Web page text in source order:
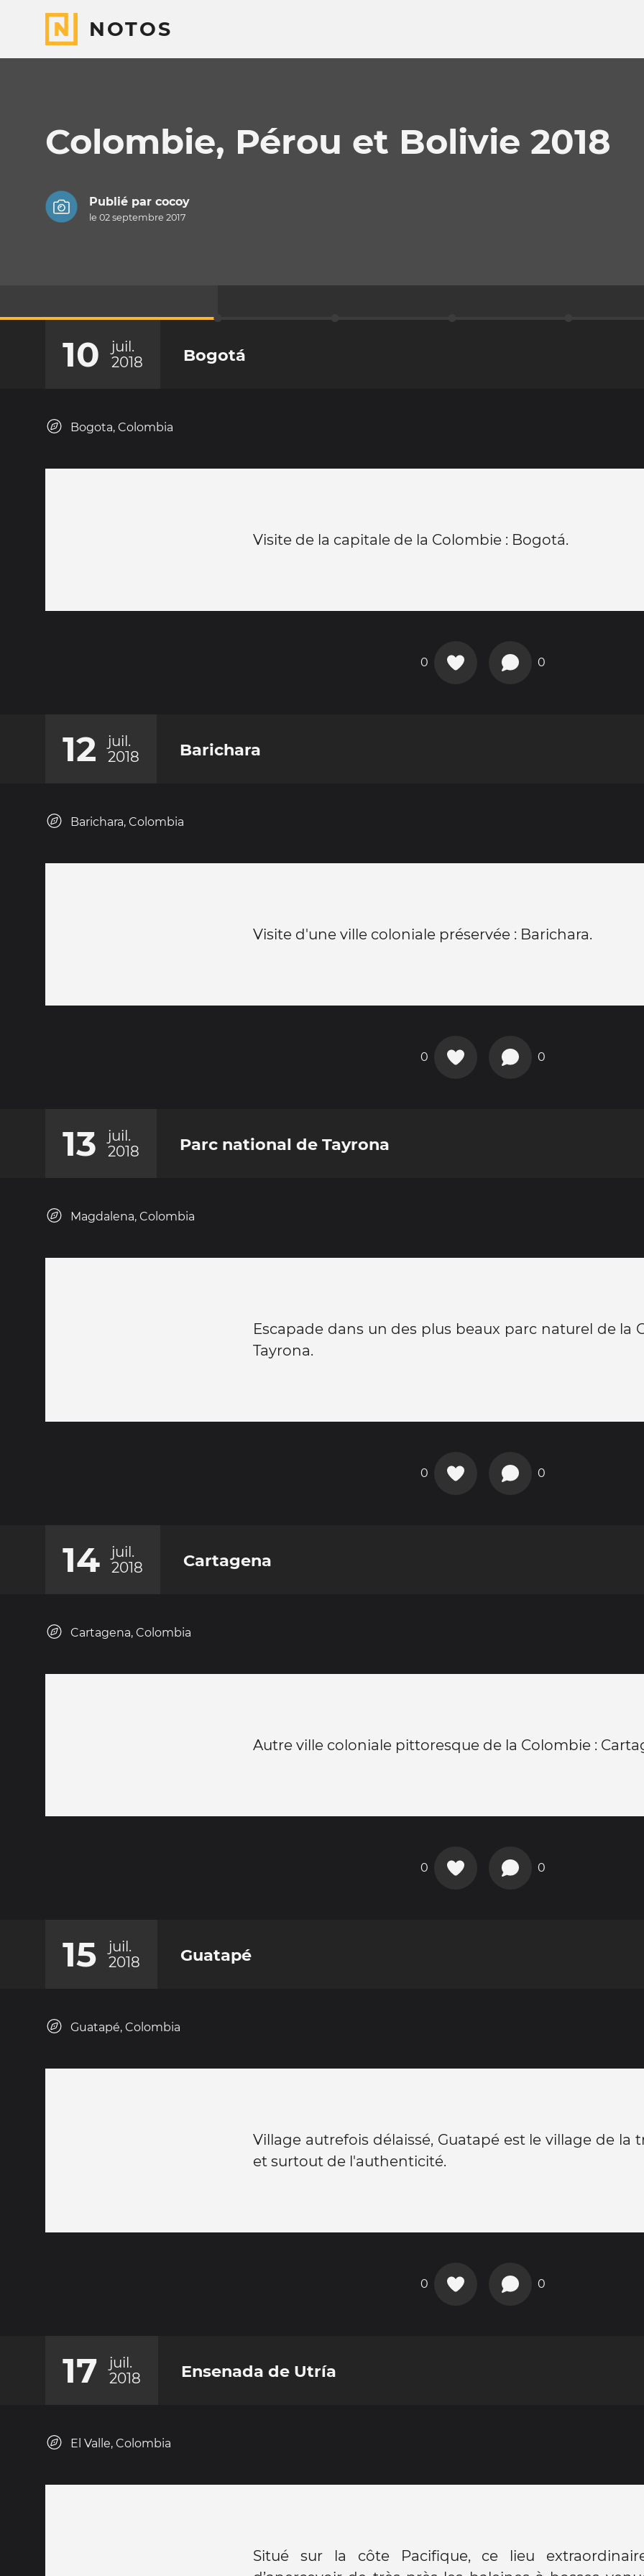
NOTOS
Colombie, Pérou et Bolivie 2018
Publié par cocoy
le 02 septembre 2017
10
juil.
2018
Bogotá
Bogota, Colombia
Visite de la capitale de la Colombie : Bogotá.
0 0
12
juil.
2018
Barichara
Barichara, Colombia
Visite d'une ville coloniale préservée : Barichara.
0 0
13
juil.
2018
Parc national de Tayrona
Magdalena, Colombia
Escapade dans un des plus beaux parc naturel de la
Tayrona.
0 0
14
juil.
2018
Cartagena
Cartagena, Colombia
Autre ville coloniale pittoresque de la Colombie :
0 0
15
juil.
2018
Guatapé
Guatapé, Colombia
Village autrefois délaissé, Guatapé est le village de la
et surtout de l'authenticité.
0 0
17
juil.
2018
Ensenada de Utría
El Valle, Colombia
Situé sur la côte Pacifique, ce lieu